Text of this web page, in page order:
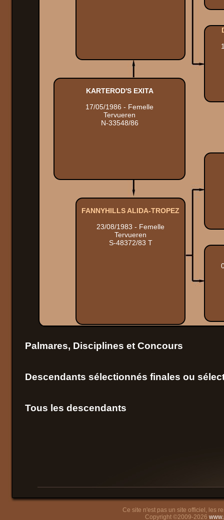
KARTEROD'S EXITA
17/05/1986 - Femelle
Tervueren
N-33548/86
FANNYHILLS ALIDA-TROPEZ
23/08/1983 - Femelle
Tervueren
S-48372/83 T
Palmares, Disciplines et Concours
Descendants sélectionnés finales ou
Tous les descendants
Ce site n'est pas un site officiel, les
Copyright ©2009-2026